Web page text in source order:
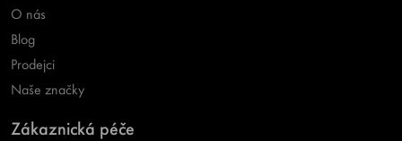
O nás
Blog
Prodejci
Naše značky
Zákaznická péče